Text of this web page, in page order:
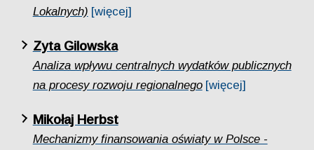
Lokalnych) [więcej]
Zyta Gilowska
Analiza wpływu centralnych wydatków publicznych
na procesy rozwoju regionalnego [więcej]
Mikołaj Herbst
Mechanizmy finansowania oświaty w Polsce -